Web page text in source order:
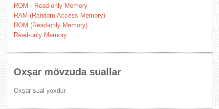
ROM - Read-only Memory
RAM (Random Access Memory)
ROM (Read-only Memory)
Read-only Memory
Oxşar mövzuda suallar
Oxşar sual yoxdur